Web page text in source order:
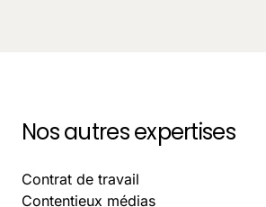
Nos autres expertises
Contrat de travail
Contentieux médias